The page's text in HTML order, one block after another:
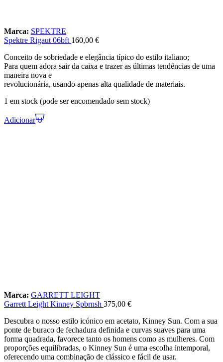
Marca: SPEKTRE
Spektre Rigaut 06bft 160,00 €
Conceito de sobriedade e elegância típico do estilo italiano;
Para quem adora sair da caixa e trazer as últimas tendências de uma
maneira nova e
revolucionária, usando apenas alta qualidade de materiais.
1 em stock (pode ser encomendado sem stock)
Adicionar
Marca: GARRETT LEIGHT
Garrett Leight Kinney Spbrnsh 375,00 €
Descubra o nosso estilo icónico em acetato, Kinney Sun. Com a sua
ponte de buraco de fechadura definida e curvas suaves para uma
forma quadrada, favorece tanto os homens como as mulheres. Com
proporções equilibradas, o Kinney Sun é uma escolha intemporal,
oferecendo uma combinação de clássico e fácil de usar.